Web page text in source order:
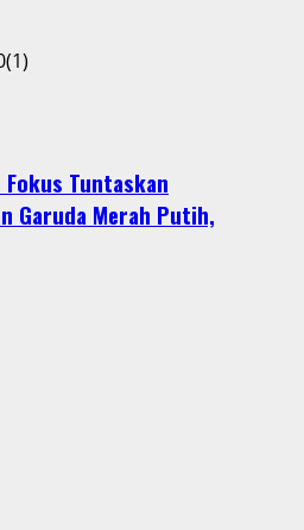
Tuntaskan
Garuda Merah Putih,